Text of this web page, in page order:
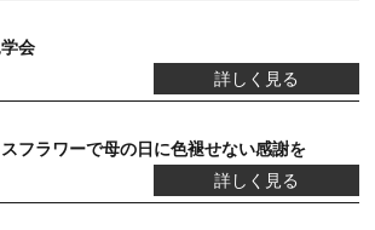
会
詳しく見る
スフラワーで母の日に色褪せない感謝を
詳しく見る